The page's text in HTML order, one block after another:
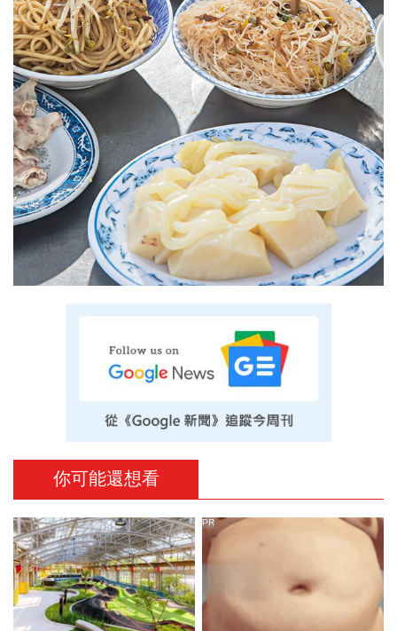
你可能還想看
PR